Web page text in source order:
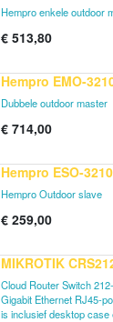
Hempro enkele outdoor
€ 513,80
Hempro EMO-
Dubbele outdoor master
€ 714,00
Hempro ESO-3210
Hempro Outdoor slave
€ 259,00
MIKROTIK
Cloud Router Switch
Gigabit Ethernet RJ45-
is inclusief desktop